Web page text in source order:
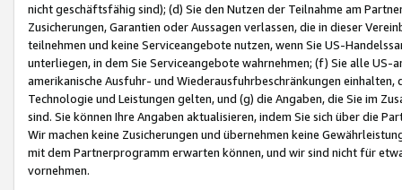
nicht geschäftsfähig sind); (d) Sie den Nutzen der Teilnahme am
Zusicherungen, Garantien oder Aussagen verlassen, die in dieser
teilnehmen und keine Serviceangebote nutzen, wenn Sie US-
unterliegen, in dem Sie Serviceangebote wahrnehmen; (f) Sie alle
amerikanische Ausfuhr- und Wiederausfuhrbeschränkungen
Technologie und Leistungen gelten, und (g) die Angaben, die Sie im
sind. Sie können Ihre Angaben aktualisieren, indem Sie sich über die
Wir machen keine Zusicherungen und übernehmen keine
mit dem Partnerprogramm erwarten können, und wir sind nicht für
vornehmen.